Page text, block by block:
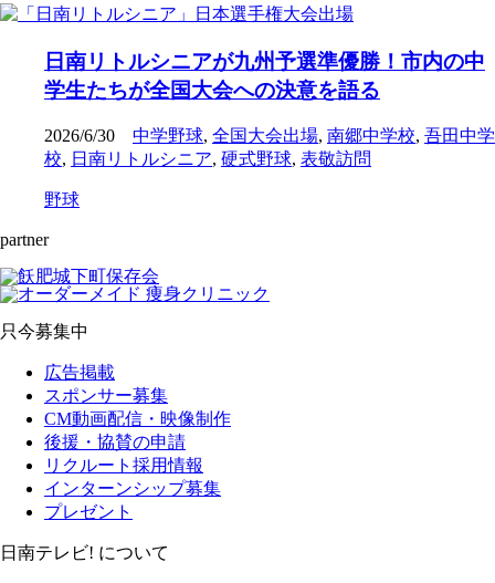
日南リトルシニアが九州予選準優勝！市内の中
学生たちが全国大会への決意を語る
2026/6/30 中学野球, 全国大会出場, 南郷中学校, 吾田中学
校, 日南リトルシニア, 硬式野球, 表敬訪問
野球
partner
只今募集中
広告掲載
スポンサー募集
CM動画配信・映像制作
後援・協賛の申請
リクルート採用情報
インターンシップ募集
プレゼント
日南テレビ! について